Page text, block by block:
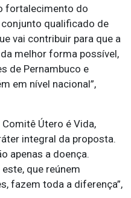
fortalecimento do
conjunto qualificado de
vai contribuir para que a
melhor forma possível,
de Pernambuco e
em nível nacional”,
Útero é Vida,
integral da proposta.
apenas a doença.
que reúnem
fazem toda a diferença”,